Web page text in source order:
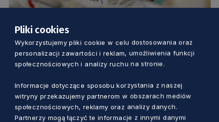
ZDROWIE
Chorowałeś na COVID-19? Oddaj osocze i
ozdrowieńców
Dorota Kulka 5 lat temu
Pliki cookies
Wykorzystujemy pliki cookie w celu dostosowania oraz
personalizacji zawartości i reklam, umożliwienia funkcji
społecznościowych i analizy ruchu na stronie.
Informacje dotyczące sposobu korzystania z naszej
witryny przekazujemy partnerom w obszarach mediów
społecznościowych, reklamy oraz analizy danych.
Partnerzy mogą łączyć te informacje z innymi danymi